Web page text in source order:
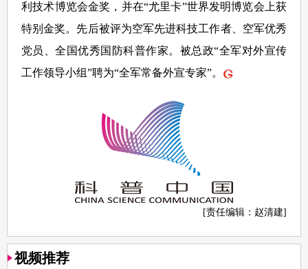
利技术博览会金奖，并在“尤里卡”世界发明博览会上获
特别金奖。先后被评为空军先进科技工作者、空军优秀
党员、全国优秀国防科普作家。被总政“全军对外宣传
工作领导小组”聘为“全军常备外宣专家”。
[责任编辑：赵清建]
视频推荐